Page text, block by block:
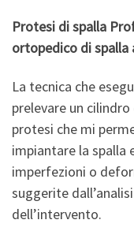
Protesi di spalla
ortopedico di spalla
La tecnica che
prelevare un
protesi che mi
impiantare la spalla
imperfezioni o
suggerite
dell’intervento.